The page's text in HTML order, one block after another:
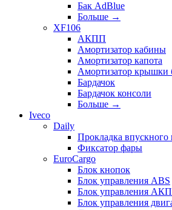
Бак AdBlue
Больше →
XF106
АКПП
Амортизатор кабины
Амортизатор капота
Амортизатор крышки
Бардачок
Бардачок консоли
Больше →
Iveco
Daily
Прокладка впускного
Фиксатор фары
EuroCargo
Блок кнопок
Блок управления ABS
Блок управления
Блок управления